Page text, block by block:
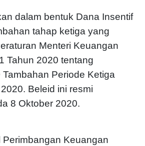
dalam bentuk Dana Insentif
tahap ketiga yang
Menteri Keuangan
Tahun 2020 tentang
Periode Ketiga
Beleid ini resmi
8 Oktober 2020.
Perimbangan Keuangan